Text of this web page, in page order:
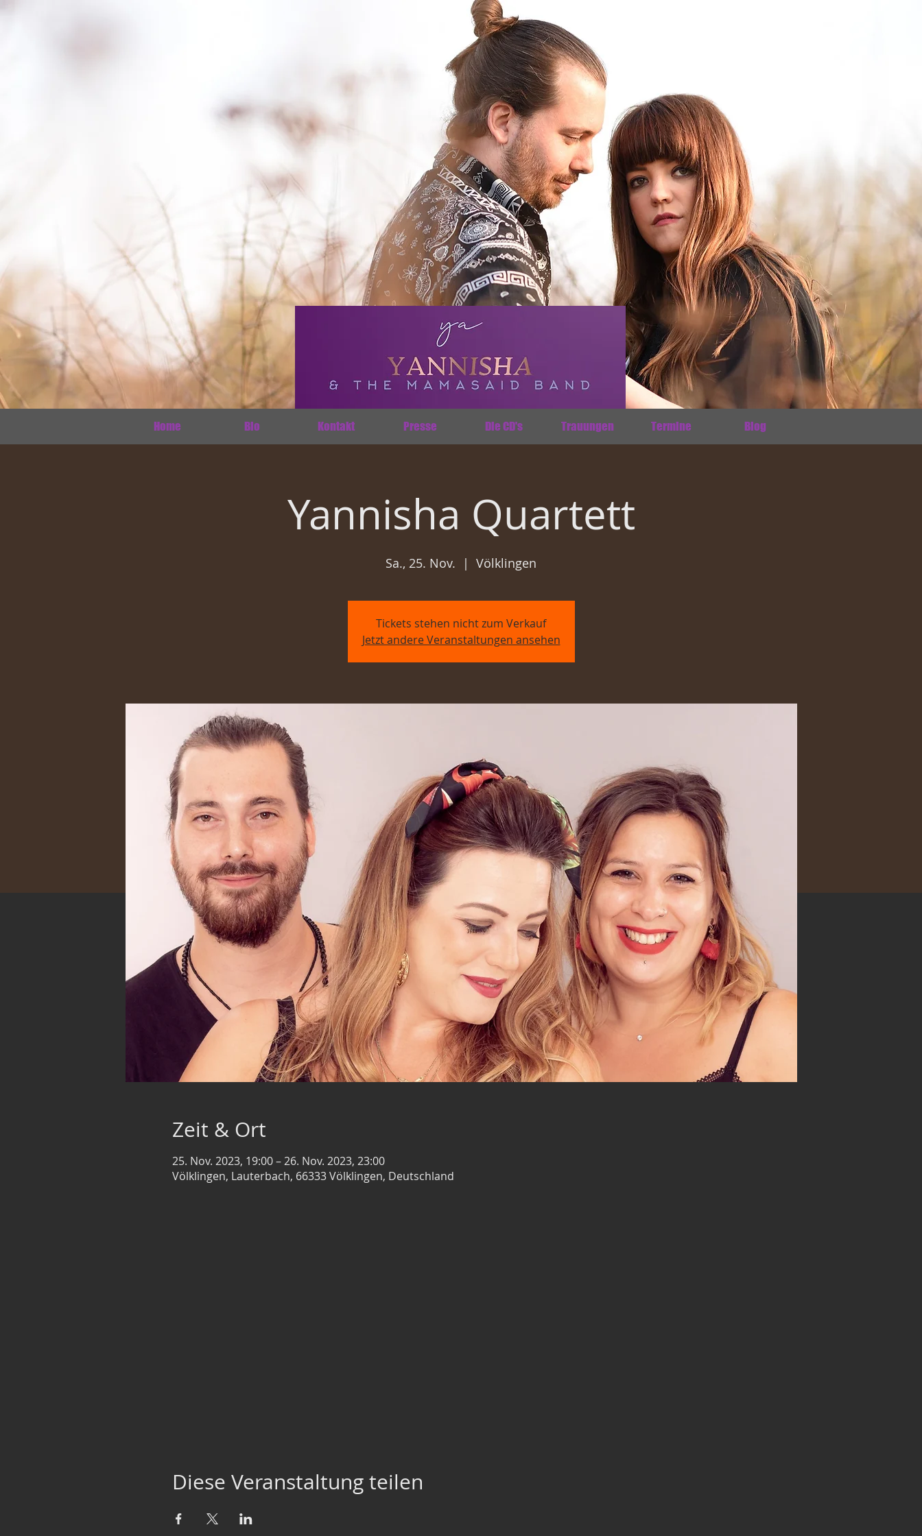
Home Bio Kontakt Presse Die CD's Trauungen Termine Blog
Yannisha Quartett
Sa., 25. Nov.
  |
Völklingen
Tickets stehen nicht zum Verkauf
Jetzt andere Veranstaltungen ansehen
Zeit & Ort
25. Nov. 2023, 19:00 – 26. Nov. 2023, 23:00
Völklingen, Lauterbach, 66333 Völklingen, Deutschland
Diese Veranstaltung teilen